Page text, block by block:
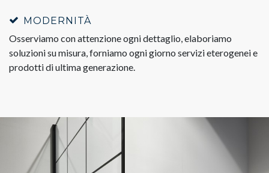
MODERNITÀ
Osserviamo con attenzione ogni dettaglio, elaboriamo
soluzioni su misura, forniamo ogni giorno servizi eterogenei e
prodotti di ultima generazione.